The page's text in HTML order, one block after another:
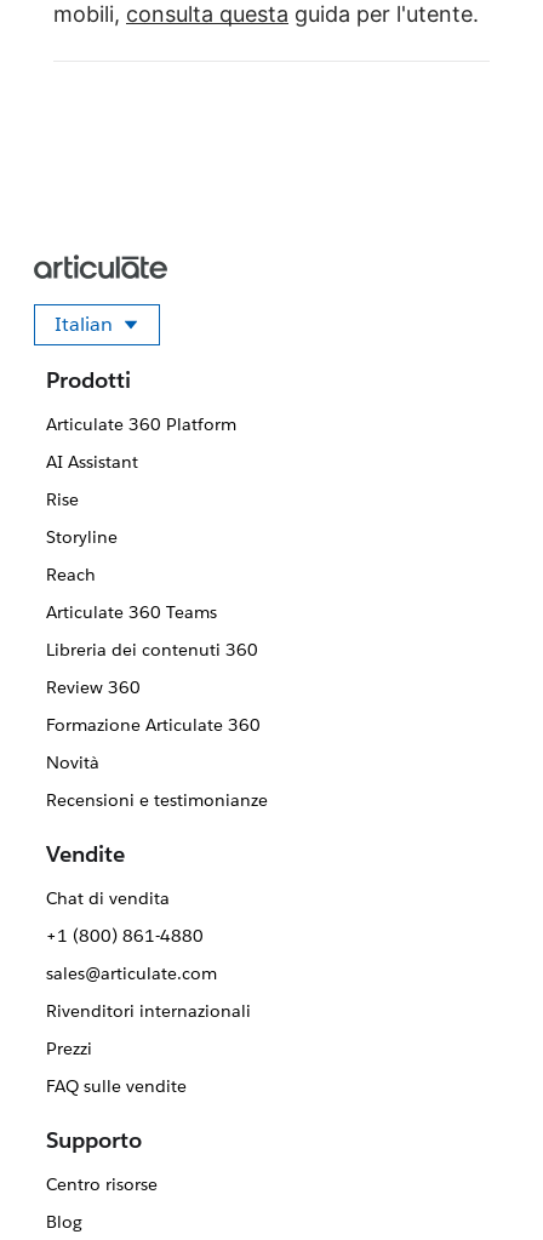
mobili, consulta questa guida per l'utente.
Italian
Seleziona la tua lingua
Prodotti
Articulate 360 Platform
AI Assistant
Rise
Storyline
Reach
Articulate 360 Teams
Libreria dei contenuti 360
Review 360
Formazione Articulate 360
Novità
Recensioni e testimonianze
Vendite
Chat di vendita
+1 (800) 861-4880
sales@articulate.com
Rivenditori internazionali
Prezzi
FAQ sulle vendite
Supporto
Centro risorse
Blog